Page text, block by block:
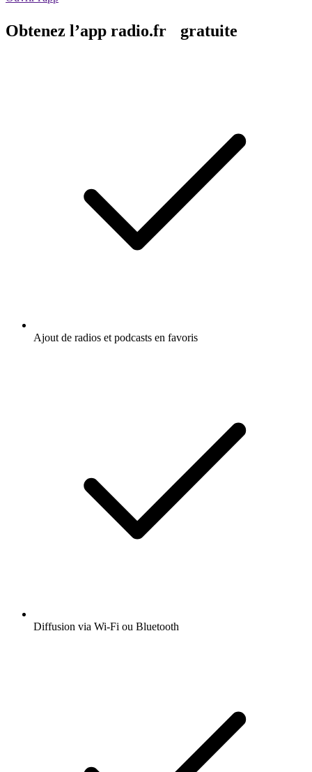
Obtenez l’app radio.fr gratuite
Ajout de radios et podcasts en favoris
Diffusion via Wi-Fi ou Bluetooth